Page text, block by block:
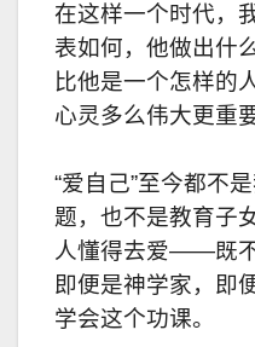
在这样一个时代，
表如何，他做出什
比他是一个怎样的
心灵多么伟大更重要
“爱自己”至今都不
题，也不是教育子
人懂得去爱——既不
即便是神学家，即
学会这个功课。